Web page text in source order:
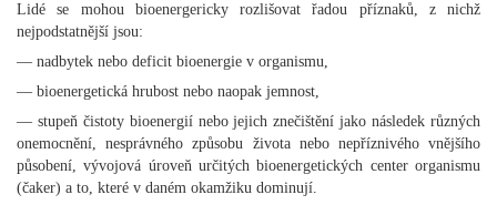
Lidé se mohou bioenergericky rozlišovat řadou příznaků, z nichž
nejpodstatnější jsou:
— nadbytek nebo deficit bioenergie v organismu,
— bioenergetická hrubost nebo naopak jemnost,
— stupeň čistoty bioenergií nebo jejich znečištění jako následek různých
onemocnění, nesprávného způsobu života nebo nepříznivého vnějšího
působení, vývojová úroveň určitých bioenergetických center organismu
(čaker) a to, které v daném okamžiku dominují.